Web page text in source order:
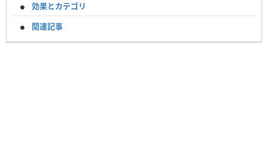
効果とカテゴリ
関連記事